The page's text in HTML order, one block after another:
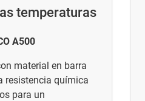
temperaturas
A500
material en barra
resistencia química
para un